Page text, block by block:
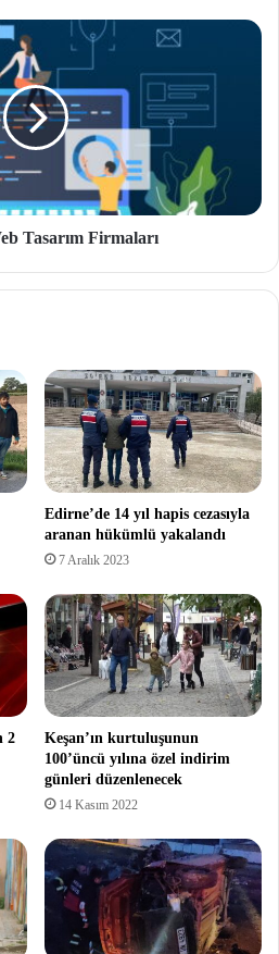
Tasarım Firmaları
Edirne’de 14 yıl hapis cezasıyla
aranan hükümlü yakalandı
7 Aralık 2023
2
Keşan’ın kurtuluşunun
100’üncü yılına özel indirim
günleri düzenlenecek
14 Kasım 2022